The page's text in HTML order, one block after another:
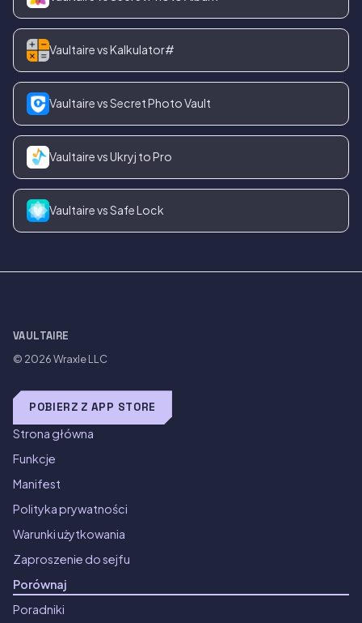
Vaultaire vs Kalkulator#
Vaultaire vs Secret Photo Vault
Vaultaire vs Ukryj to Pro
Vaultaire vs Safe Lock
VAULTAIRE
© 2026Wraxle LLC
POBIERZ Z APP STORE
Strona główna
Funkcje
Manifest
Polityka prywatności
Warunki użytkowania
Zaproszenie do sejfu
Porównaj
Poradniki